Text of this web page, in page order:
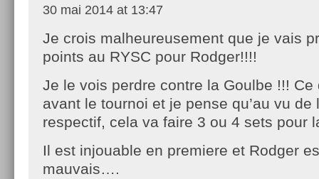
30 mai 2014 at 13:47
Je crois malheureusement que je vais
points au RYSC pour Rodger!!!!
Je le vois perdre contre la Goulbe !!! Ce
avant le tournoi et je pense qu’au vu de
respectif, cela va faire 3 ou 4 sets pour
Il est injouable en premiere et Rodger
mauvais….